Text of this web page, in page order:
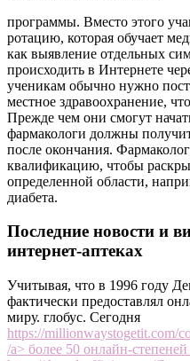
программы. Вместо этого
ротацию, которая обучает
как выявление отдельных
происходить в Интернете
ученикам обычно нужно
местное здравоохранение,
Прежде чем они смогут
фармакологи должны
после окончания.
квалификацию, чтобы
определенной области,
диабета.
Последние новости и
интернет-аптеках
Учитывая, что в 1996 году
фактически предоставлял
миру. глобус. Сегодня
https://millionwaystogetit.com/
/a> более 50 онлайн-